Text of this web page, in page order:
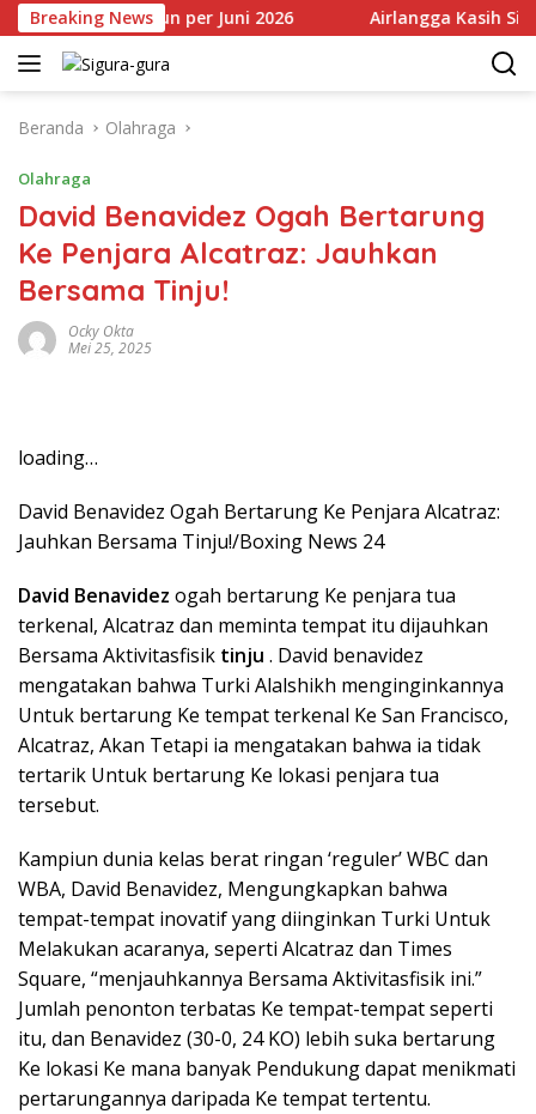
Langsung
ke
konten
Breaking News
Rp17,28 Triliun per Juni 2026 Airlangga Kasih
Beranda Olahraga
Olahraga
David Benavidez Ogah Bertarung
Ke Penjara Alcatraz: Jauhkan
Bersama Tinju!
Ocky Okta
Mei 25, 2025
loading…
David Benavidez Ogah Bertarung Ke Penjara Alcatraz:
Jauhkan Bersama Tinju!/Boxing News 24
David Benavidez ogah bertarung Ke penjara tua
terkenal, Alcatraz dan meminta tempat itu dijauhkan
Bersama Aktivitasfisik tinju . David benavidez
mengatakan bahwa Turki Alalshikh menginginkannya
Untuk bertarung Ke tempat terkenal Ke San Francisco,
Alcatraz, Akan Tetapi ia mengatakan bahwa ia tidak
tertarik Untuk bertarung Ke lokasi penjara tua
tersebut.
Kampiun dunia kelas berat ringan ‘reguler’ WBC dan
WBA, David Benavidez, Mengungkapkan bahwa
tempat-tempat inovatif yang diinginkan Turki Untuk
Melakukan acaranya, seperti Alcatraz dan Times
Square, “menjauhkannya Bersama Aktivitasfisik ini.”
Jumlah penonton terbatas Ke tempat-tempat seperti
itu, dan Benavidez (30-0, 24 KO) lebih suka bertarung
Ke lokasi Ke mana banyak Pendukung dapat menikmati
pertarungannya daripada Ke tempat tertentu.